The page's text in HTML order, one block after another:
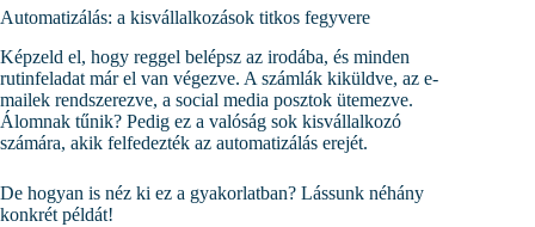
Automatizálás: a kisvállalkozások titkos fegyvere
Képzeld el, hogy reggel belépsz az irodába, és minden
rutinfeladat már el van végezve. A számlák kiküldve, az e-
mailek rendszerezve, a social media posztok ütemezve.
Álomnak tűnik? Pedig ez a valóság sok kisvállalkozó
számára, akik felfedezték az automatizálás erejét.
De hogyan is néz ki ez a gyakorlatban? Lássunk néhány
konkrét példát!